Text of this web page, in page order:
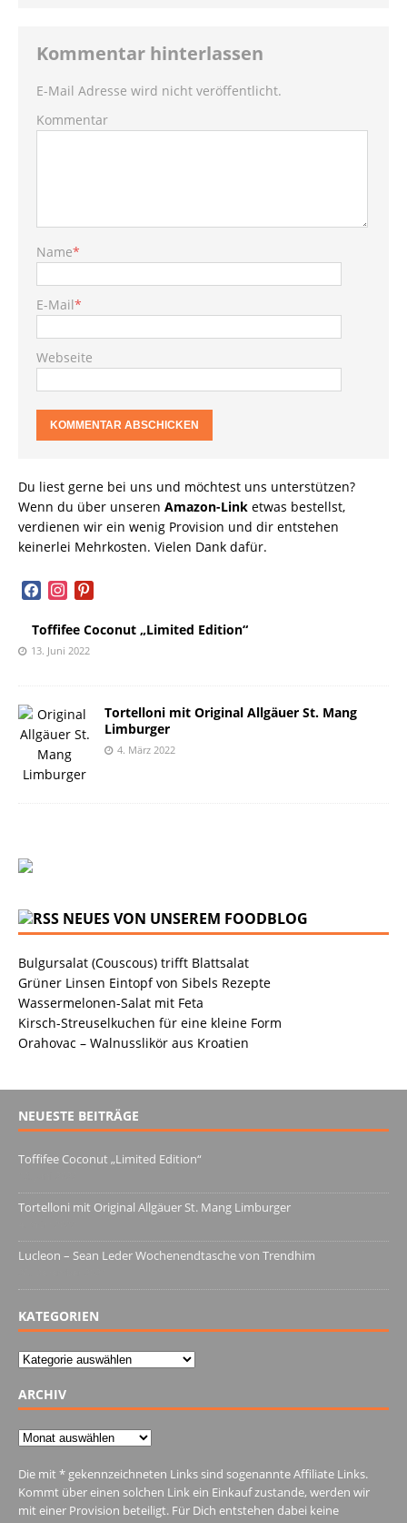
Kommentar hinterlassen
E-Mail Adresse wird nicht veröffentlicht.
Kommentar
Name*
E-Mail*
Webseite
Du liest gerne bei uns und möchtest uns unterstützen?
Wenn du über unseren Amazon-Link etwas bestellst,
verdienen wir ein wenig Provision und dir entstehen
keinerlei Mehrkosten. Vielen Dank dafür.
facebookinstagram
pinterest
Toffifee Coconut „Limited Edition“
13. Juni 2022
Tortelloni mit Original Allgäuer St. Mang
Limburger
4. März 2022
NEUES VON UNSEREM FOODBLOG
Bulgursalat (Couscous) trifft Blattsalat
Grüner Linsen Eintopf von Sibels Rezepte
Wassermelonen-Salat mit Feta
Kirsch-Streuselkuchen für eine kleine Form
Orahovac – Walnusslikör aus Kroatien
NEUESTE BEITRÄGE
Toffifee Coconut „Limited Edition“
Tortelloni mit Original Allgäuer St. Mang Limburger
Lucleon – Sean Leder Wochenendtasche von Trendhim
KATEGORIEN
Kategorien
ARCHIV
Archiv
Die mit * gekennzeichneten Links sind sogenannte Affiliate Links.
Kommt über einen solchen Link ein Einkauf zustande, werden wir
mit einer Provision beteiligt. Für Dich entstehen dabei keine